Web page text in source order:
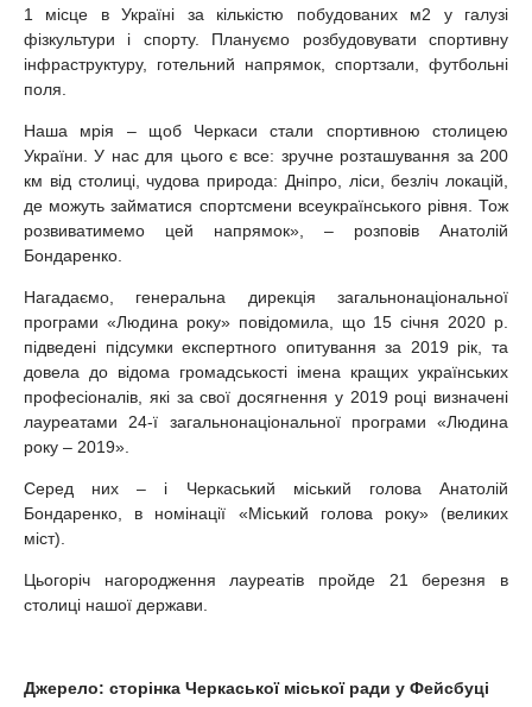
1 місце в Україні за кількістю побудованих м2 у галузі
фізкультури і спорту. Плануємо розбудовувати спортивну
інфраструктуру, готельний напрямок, спортзали, футбольні
поля.
Наша мрія – щоб Черкаси стали спортивною столицею
України. У нас для цього є все: зручне розташування за 200
км від столиці, чудова природа: Дніпро, ліси, безліч локацій,
де можуть займатися спортсмени всеукраїнського рівня. Тож
розвиватимемо цей напрямок», – розповів Анатолій
Бондаренко.
Нагадаємо, генеральна дирекція загальнонаціональної
програми «Людина року» повідомила, що 15 січня 2020 р.
підведені підсумки експертного опитування за 2019 рік, та
довела до відома громадськості імена кращих українських
професіоналів, які за свої досягнення у 2019 році визначені
лауреатами 24-ї загальнонаціональної програми «Людина
року – 2019».
Серед них – і Черкаський міський голова Анатолій
Бондаренко, в номінації «Міський голова року» (великих
міст).
Цьогоріч нагородження лауреатів пройде 21 березня в
столиці нашої держави.
Джерело: сторінка Черкаської міської ради у Фейсбуці